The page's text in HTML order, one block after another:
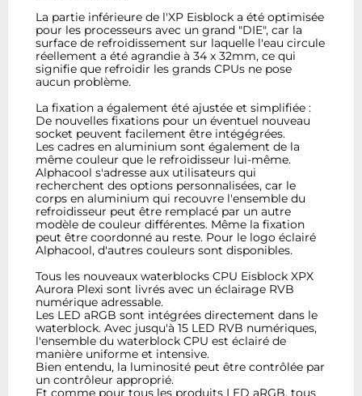
La partie inférieure de l'XP Eisblock a été optimisée
pour les processeurs avec un grand "DIE", car la
surface de refroidissement sur laquelle l'eau circule
réellement a été agrandie à 34 x 32mm, ce qui
signifie que refroidir les grands CPUs ne pose
aucun problème.
La fixation a également été ajustée et simplifiée :
De nouvelles fixations pour un éventuel nouveau
socket peuvent facilement être intégégrées.
Les cadres en aluminium sont également de la
même couleur que le refroidisseur lui-même.
Alphacool s'adresse aux utilisateurs qui
recherchent des options personnalisées, car le
corps en aluminium qui recouvre l'ensemble du
refroidisseur peut être remplacé par un autre
modèle de couleur différentes. Même la fixation
peut être coordonné au reste. Pour le logo éclairé
Alphacool, d'autres couleurs sont disponibles.
Tous les nouveaux waterblocks CPU Eisblock XPX
Aurora Plexi sont livrés avec un éclairage RVB
numérique adressable.
Les LED aRGB sont intégrées directement dans le
waterblock. Avec jusqu'à 15 LED RVB numériques,
l'ensemble du waterblock CPU est éclairé de
manière uniforme et intensive.
Bien entendu, la luminosité peut être contrôlée par
un contrôleur approprié.